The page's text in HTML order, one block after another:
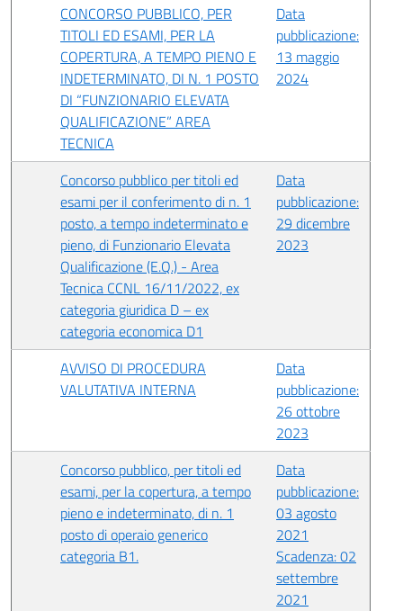
CONCORSO PUBBLICO, PER
TITOLI ED ESAMI, PER LA
COPERTURA, A TEMPO PIENO E
INDETERMINATO, DI N. 1 POSTO
DI “FUNZIONARIO ELEVATA
QUALIFICAZIONE” AREA
TECNICA
Data
pubblicazione:
13 maggio
2024
Concorso pubblico per titoli ed
esami per il conferimento di n. 1
posto, a tempo indeterminato e
pieno, di Funzionario Elevata
Qualificazione (E.Q.) - Area
Tecnica CCNL 16/11/2022, ex
categoria giuridica D – ex
categoria economica D1
Data
pubblicazione:
29 dicembre
2023
AVVISO DI PROCEDURA
VALUTATIVA INTERNA
Data
pubblicazione:
26 ottobre
2023
Concorso pubblico, per titoli ed
esami, per la copertura, a tempo
pieno e indeterminato, di n. 1
posto di operaio generico
categoria B1.
Data
pubblicazione:
03 agosto
2021
Scadenza: 02
settembre
2021